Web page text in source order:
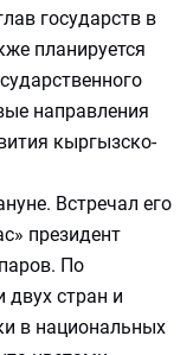
государств в
планируется
направления
кыргызско-
Встречал его
президент
По
двух стран и
в национальных